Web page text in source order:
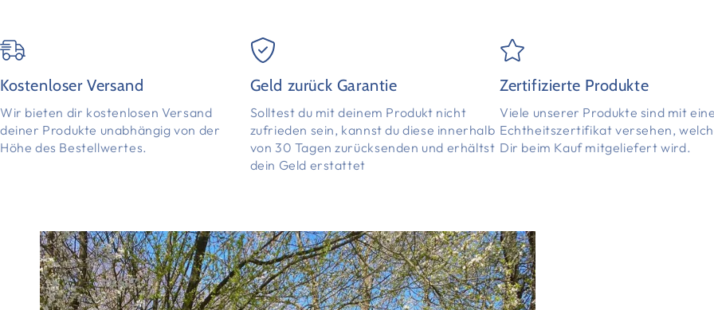
Kostenloser Versand
Wir bieten dir kostenlosen Versand
deiner Produkte unabhängig von der
Höhe des Bestellwertes.
Geld zurück Garantie
Solltest du mit deinem Produkt nicht
zufrieden sein, kannst du diese innerhalb
von 30 Tagen zurücksenden und erhältst
dein Geld erstattet
Zertifizierte Produkte
Viele unserer Produkte sind mit
Echtheitszertifikat versehen,
Dir beim Kauf mitgeliefert wird.